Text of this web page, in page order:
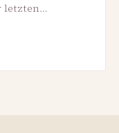
letzten…